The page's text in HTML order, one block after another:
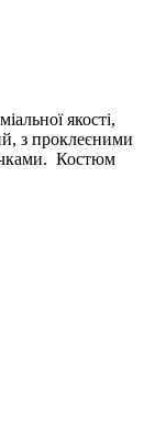
якості,
з проклеєними
Костюм